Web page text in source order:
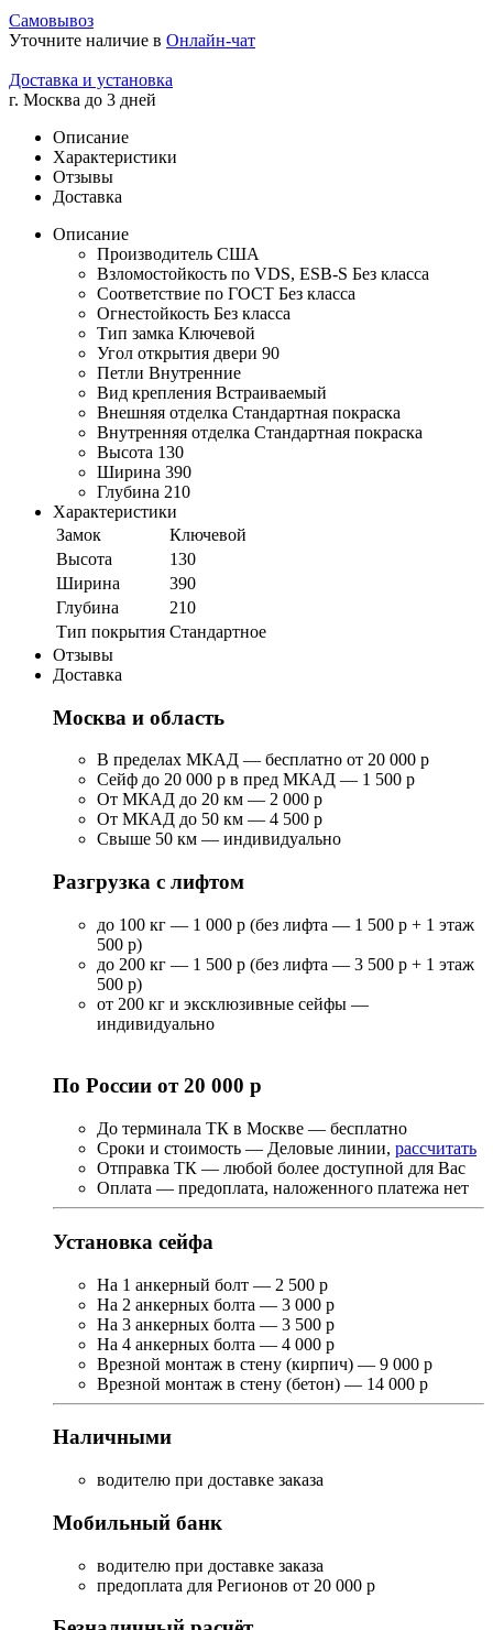
Самовывоз
Уточните наличие в Онлайн-чат
Доставка и установка
г. Москва до 3 дней
Описание
Характеристики
Отзывы
Доставка
Описание
Производитель США
Взломостойкость по VDS, ESB-S Без класса
Соответствие по ГОСТ Без класса
Огнестойкость Без класса
Тип замка Ключевой
Угол открытия двери 90
Петли Внутренние
Вид крепления Встраиваемый
Внешняя отделка Стандартная покраска
Внутренняя отделка Стандартная покраска
Высота 130
Ширина 390
Глубина 210
Характеристики
Замок
Ключевой
Высота
130
Ширина
390
Глубина
210
Тип покрытия Стандартное
Отзывы
Доставка
Москва и область
В пределах МКАД — бесплатно от 20 000 р
Сейф до 20 000 р в пред МКАД — 1 500 р
От МКАД до 20 км — 2 000 р
От МКАД до 50 км — 4 500 р
Свыше 50 км — индивидуально
Разгрузка с лифтом
до 100 кг — 1 000 р (без лифта — 1 500 р + 1 этаж
500 р)
до 200 кг — 1 500 р (без лифта — 3 500 р + 1 этаж
500 р)
от 200 кг и эксклюзивные сейфы —
индивидуально
По России от 20 000 р
До терминала ТК в Москве — бесплатно
Сроки и стоимость — Деловые линии, рассчитать
Отправка ТК — любой более доступной для Вас
Оплата — предоплата, наложенного платежа нет
Установка сейфа
На 1 анкерный болт — 2 500 р
На 2 анкерных болта — 3 000 р
На 3 анкерных болта — 3 500 р
На 4 анкерных болта — 4 000 р
Врезной монтаж в стену (кирпич) — 9 000 р
Врезной монтаж в стену (бетон) — 14 000 р
Наличными
водителю при доставке заказа
Мобильный банк
водителю при доставке заказа
предоплата для Регионов от 20 000 р